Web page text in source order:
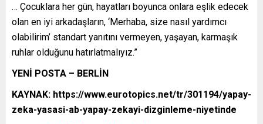
… Çocuklara her gün, hayatları boyunca onlara eşlik edecek
olan en iyi arkadaşların, ‘Merhaba, size nasıl yardımcı
olabilirim’ standart yanıtını vermeyen, yaşayan, karmaşık
ruhlar olduğunu hatırlatmalıyız.”
YENİ POSTA – BERLİN
KAYNAK: https://www.eurotopics.net/tr/301194/yapay-
zeka-yasasi-ab-yapay-zekayi-dizginleme-niyetinde